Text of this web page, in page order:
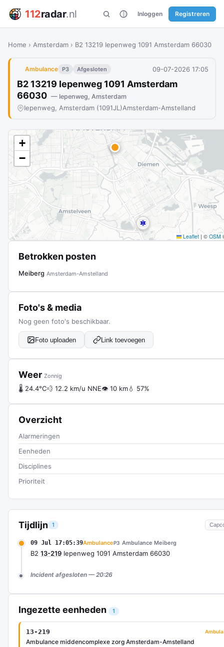
112radar.nl Inloggen Registreren
Home › Amsterdam › B2 13219 Iepenweg 1091 Amsterdam 66030
Ambulance P3 Afgesloten 09-07-2026 17:05
B2 13219 Iepenweg 1091 Amsterdam
66030 — Iepenweg, Amsterdam
Iepenweg, Amsterdam (1091JL)Amsterdam-Amstelland
Tijdlijn 1
09 Jul 17:05:39AmbulanceP3 Ambulance Meiberg
B2 13-219 Iepenweg 1091 Amsterdam 66030
Incident afgesloten — 20:26
Ingezette eenheden 1
13-219
Ambulance middencomplexe zorg Amsterdam-Amstelland
+
−
Leaflet | © OSM
Betrokken posten
Meiberg Amsterdam-Amstelland
Foto's & media
Nog geen foto's beschikbaar.
Foto uploaden Link toevoegen
Weer Zonnig
🌡 24.4°C💨 12.2 km/u NNE👁 10 km💧 57%
Overzicht
Alarmeringen
Eenheden
Disciplines
Prioriteit